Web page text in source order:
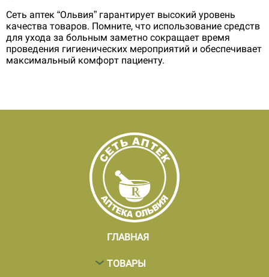
Сеть аптек “Ольвия” гарантирует высокий уровень
качества товаров. Помните, что использование средств
для ухода за больным заметно сокращает время
проведения гигиенических мероприятий и обеспечивает
максимальный комфорт пациенту.
ГЛАВНАЯ
ТОВАРЫ